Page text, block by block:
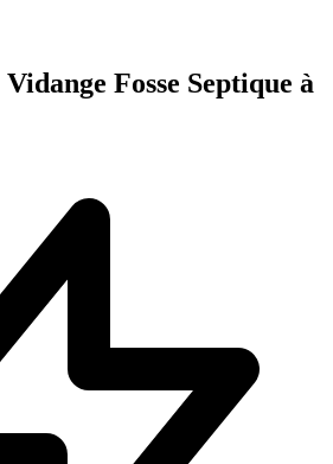
Vidange Fosse Septique à